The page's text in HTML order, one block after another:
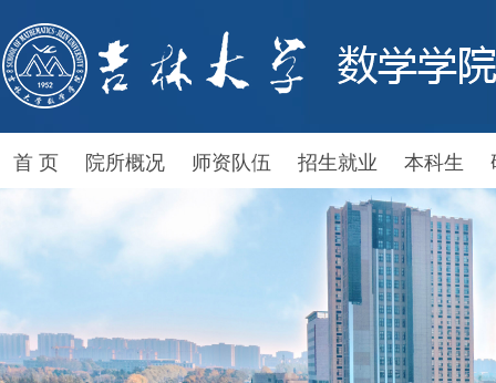
首 页 院所概况 师资队伍 招生就业 本科生